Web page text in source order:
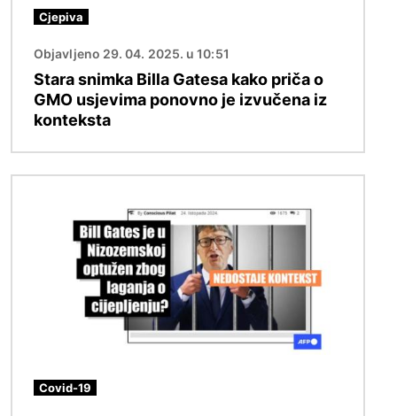
Cjepiva
Objavljeno 29. 04. 2025. u 10:51
Stara snimka Billa Gatesa kako priča o
GMO usjevima ponovno je izvučena iz
konteksta
Covid-19